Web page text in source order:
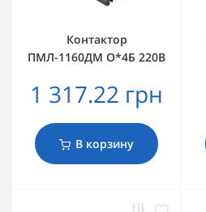
Контактор
ПМЛ-1160ДМ О*4Б 220В
1 317.22 грн
В корзину